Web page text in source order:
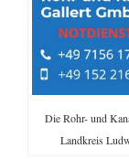
Die Rohr- und
Landkreis